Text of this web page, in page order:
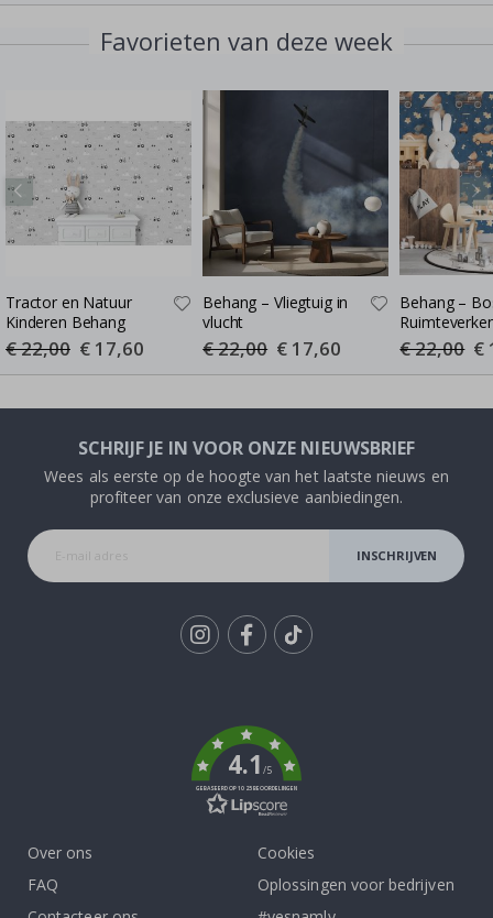
Favorieten van deze week
Tractor en Natuur
Kinderen Behang
€ 22,00 Special
Price
€ 17,60
Behang – Vliegtuig in
vlucht
€ 22,00 Special
Price
€ 17,60
Behang –
€ 22,00 €
SCHRIJF JE IN VOOR ONZE NIEUWSBRIEF
Wees als eerste op de hoogte van het laatste nieuws en
profiteer van onze exclusieve aanbiedingen.
INSCHRIJVEN
4.1/5
GEBASEERD OP 1025 BEOORDELINGEN
Over ons
FAQ
Cookies
Oplossingen voor bedrijven